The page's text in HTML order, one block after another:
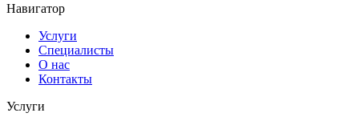
Навигатор
Услуги
Специалисты
О нас
Контакты
Услуги